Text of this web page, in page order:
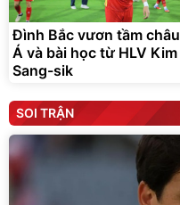
Đình Bắc vươn tầm châu
Á và bài học từ HLV Kim
Sang-sik
SOI TRẬN